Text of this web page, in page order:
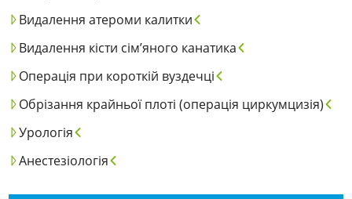
Видалення атероми калитки
Видалення кісти сім’яного канатика
Операція при короткій вуздечці
Обрізання крайньої плоті (операція циркумцизія)
Урологія
Анестезіологія